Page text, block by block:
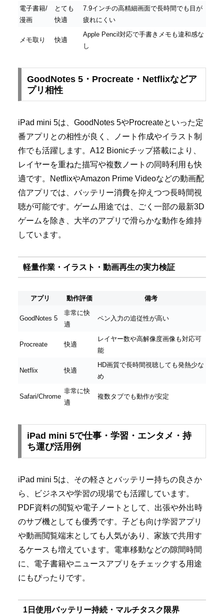
電子書籍/
漫画
とても
快適
7.9インチの高精細画面で長時間でも目が
疲れにくい
メモ取り 快適
Apple Pencil対応で手書きメモも違和感な
し
GoodNotes 5・Procreate・Netflixなどア
プリ相性
iPad mini 5は、GoodNotes 5やProcreateといった定
番アプリとの相性が良く、ノート作成やイラスト制
作でも活躍します。A12 Bionicチップ搭載により、
レイヤーを重ねた描写や複数ノートの同時利用も快
適です。NetflixやAmazon Prime Videoなどの動画配
信アプリでは、バッテリー消費を抑えつつ長時間視
聴が可能です。ゲーム用途では、ごく一部の最新3D
ゲームを除き、大半のアプリで滑らかな動作を維持
しています。
軽量作業・イラスト・動画再生の実力検証
アプリ 動作評価 備考
GoodNotes 5
非常に快
適
ペン入力の追従性が高い
Procreate 快適
レイヤー数や高解像度画像も対応可
能
Netflix 快適
HD画質で長時間視聴しても発熱少な
め
Safari/Chrome
非常に快
適
複数タブでも動作が安定
iPad mini 5で仕事・学習・エンタメ・持
ち運び活用例
iPad mini 5は、その軽さとバッテリー持ちの良さか
ら、ビジネスや学習の現場でも活躍しています。
PDF資料の閲覧や電子ノートとして、出張や外出時
のサブ機としても優秀です。子ども向け学習アプリ
や動画閲覧端末としても人気があり、家族で共用す
るケースも増えています。電車移動などの隙間時間
に、電子書籍やニュースアプリをチェックする用途
にもぴったりです。
1日使用バッテリー持続・マルチタスク限界